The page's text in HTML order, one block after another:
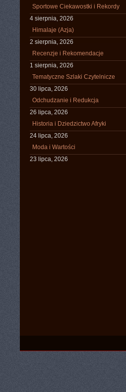
Sportowe Ciekawostki i Rekordy
4 sierpnia, 2026
Himalaje (Azja)
2 sierpnia, 2026
Recenzje i Rekomendacje
1 sierpnia, 2026
Tematyczne Szlaki Czytelnicze
30 lipca, 2026
Odchudzanie i Redukcja
26 lipca, 2026
Historia i Dziedzictwo Afryki
24 lipca, 2026
Moda i Wartości
23 lipca, 2026